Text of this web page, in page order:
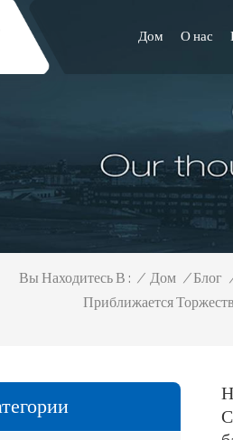
Дом О нас
Вы Находитесь В : / Дом / Блог
Приближается